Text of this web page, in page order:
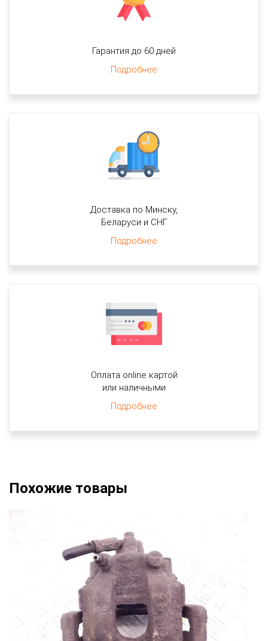
Гарантия до 60 дней
Подробнее
Доставка по Минску,
Беларуси и СНГ
Подробнее
Оплата online картой
или наличными
Подробнее
Похожие товары